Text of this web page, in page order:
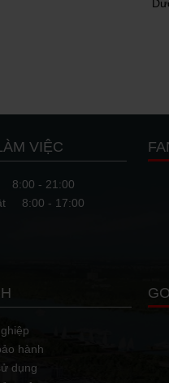
VIỆC
- 21:00
8:00 - 17:00
hành
dụng